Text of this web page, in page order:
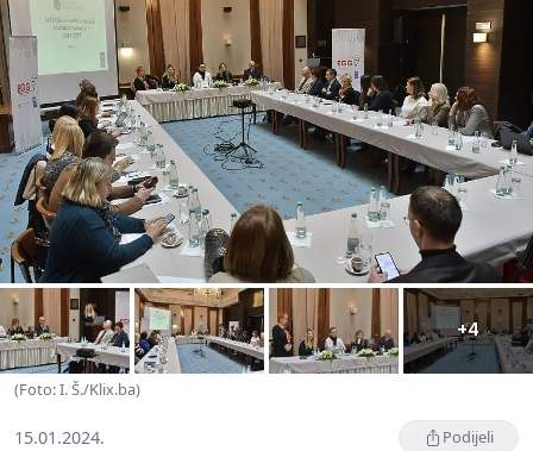
+4
(Foto: I. Š./Klix.ba)
15.01.2024. Podijeli